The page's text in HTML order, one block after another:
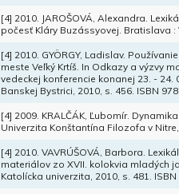
[4] 2010. JAROŠOVÁ, Alexandra.
počesť Kláry Buzássyovej. Bratislava :
[4] 2010. GYÖRGY, Ladislav.
meste Veľký Krtíš. In Odkazy a výzvy
vedeckej konferencie konanej 23. -
Banskej Bystrici, 2010, s. 456. ISBN
[4] 2009. KRALČÁK, Ľubomír.
Univerzita Konštantína Filozofa v
[4] 2010. VAVRÚŠOVÁ, Barbora.
materiálov zo XVII. kolokvia mladých
Katolícka univerzita, 2010, s. 481.